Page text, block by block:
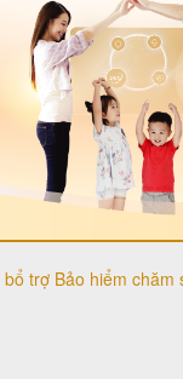
trợ Bảo hiểm chăm